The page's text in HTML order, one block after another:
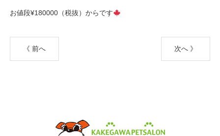
お値段¥180000（税抜）からです
《 前へ 次へ 》